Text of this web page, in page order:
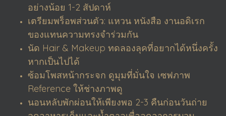
อย่างน้อย 1-2 สัปดาห์
เตรียมพร็อพส่วนตัว: แหวน หนังสือ งานอดิเรก
ของแทนความทรงจำร่วมกัน
นัด Hair & Makeup ทดลองลุคที่อยากได้หนึ่งครั้ง
หากเป็นไปได้
ซ้อมโพสหน้ากระจก ดูมุมที่มั่นใจ เซฟภาพ
Reference ให้ช่างภาพดู
นอนหลับพักผ่อนให้เพียงพอ 2-3 คืนก่อนวันถ่าย